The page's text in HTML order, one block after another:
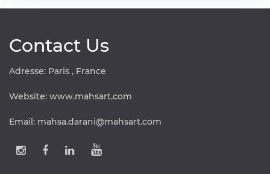
Contact Us
Adresse: Paris , France
Website: www.mahsart.com
Email: mahsa.darani@mahsart.com